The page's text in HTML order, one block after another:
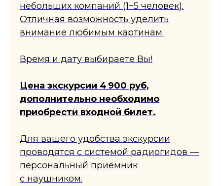
небольших компаний (1−5 человек).
Отличная возможность уделить
внимание любимым картинам.
Время и дату выбираете Вы!
Цена экскурсии 4 900 руб,
дополнительно необходимо
приобрести входной билет.
Для вашего удобства экскурсии
проводятся с системой радиогидов —
персональный приёмник
с наушником.